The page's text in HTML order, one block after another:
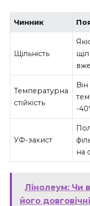
Чинник
Щільність
Температурна
стійкість
-
УФ-захист
на
Лінолеум: Чи
його